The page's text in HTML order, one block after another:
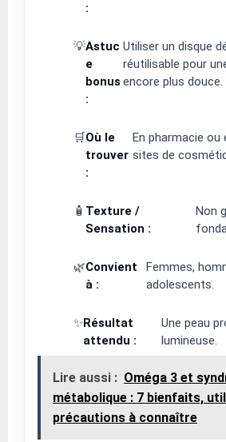
:
💡Astuc
e
bonus
:
Utiliser un disque
réutilisable pour
encore plus douce.
🛒Où le
trouver
:
En pharmacie ou
sites de
🧴 Texture /
Sensation :
Non
🌿Convient
à :
Femmes,
adolescents.
✨Résultat
attendu :
Une peau
lumineuse.
Lire aussi : Oméga 3 et
métabolique : 7 bienfaits,
précautions à connaître